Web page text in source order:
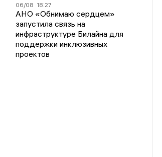
06/08 18:27
АНО «Обнимаю сердцем»
запустила связь на
инфраструктуре Билайна для
поддержки инклюзивных
проектов